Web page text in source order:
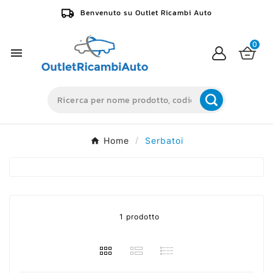
Benvenuto su Outlet Ricambi Auto

0
Home Serbatoi
1 prodotto